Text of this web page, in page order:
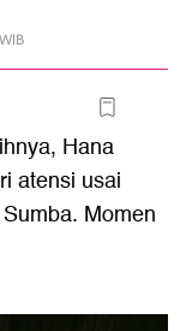
Hana
atensi usai
Momen